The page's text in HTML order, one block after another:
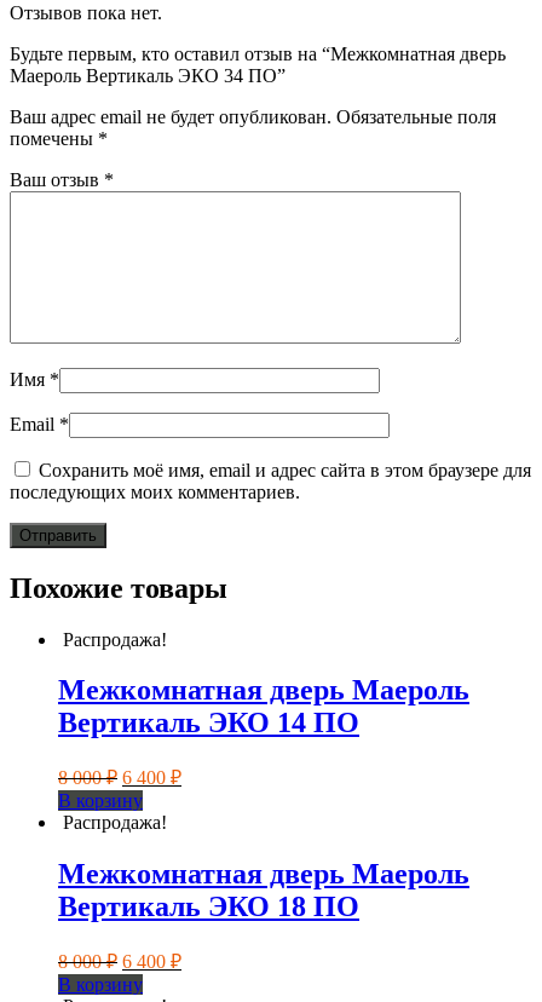
Отзывов пока нет.
Будьте первым, кто оставил отзыв на “Межкомнатная дверь
Маероль Вертикаль ЭКО 34 ПО”
Ваш адрес email не будет опубликован. Обязательные поля
помечены *
Ваш отзыв *
Имя *
Email *
Сохранить моё имя, email и адрес сайта в этом браузере для
последующих моих комментариев.
Похожие товары
Распродажа!
Межкомнатная дверь Маероль
Вертикаль ЭКО 14 ПО
8 000₽ Первоначальная
цена
составляла
8
6 400 ₽Текущая
В корзину
Распродажа!
Межкомнатная дверь Маероль
Вертикаль ЭКО 18 ПО
8 000₽ Первоначальная
цена
6 400 ₽Текущая
В корзину